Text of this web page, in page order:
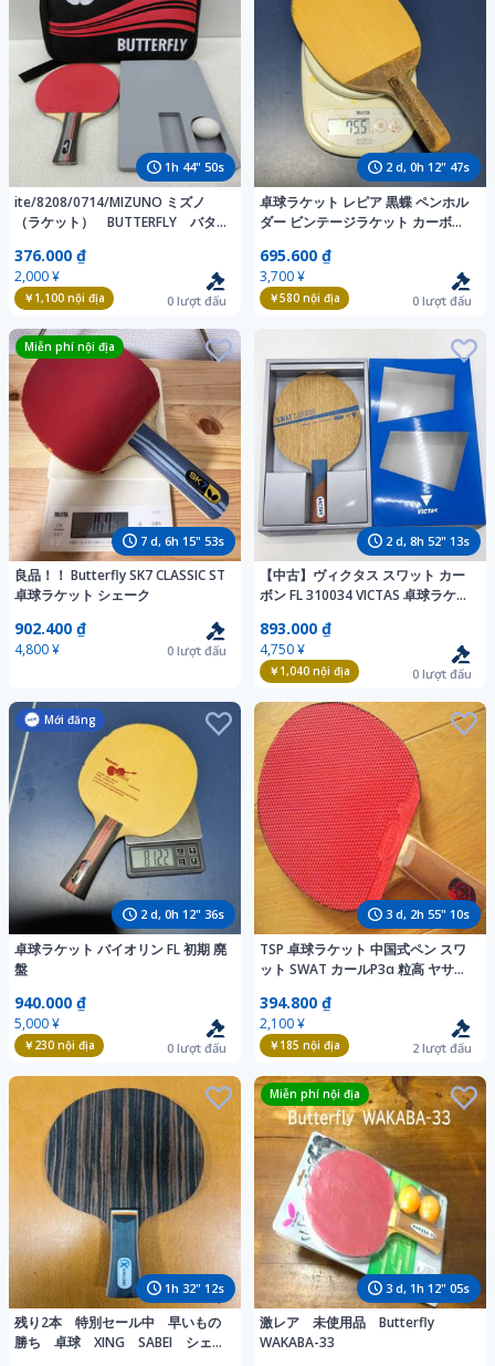
1h 44" 48s
ite/8208/0714/MIZUNO ミズノ
（ラケット） BUTTERFLY バタ
ース） Nittaku ニッタク
（球） 卓球用品
376.000 ₫
2,000 ¥
￥1,100nội địa 0 lượt đấu
2 d, 0h 12" 45s
卓球ラケット レピア 黒蝶 ペンホル
ダー ビンテージラケット カーボン
695.600 ₫
3,700 ¥
￥580nội địa 0 lượt đấu
7 d, 6h 15" 51s
Miễn phí nội địa
良品！！ Butterfly SK7 CLASSIC ST
卓球ラケット シェーク
902.400 ₫
4,800 ¥ 0 lượt đấu
2 d, 8h 52" 11s
【中古】ヴィクタス スワット カー
ボン FL 310034 VICTAS 卓球ラケッ
893.000 ₫
4,750 ¥
￥1,040nội địa 0 lượt đấu
2 d, 0h 12" 34s
Mới đăng
卓球ラケット バイオリン FL 初期 廃
盤
940.000 ₫
5,000 ¥
￥230nội địa 0 lượt đấu
3 d, 2h 55" 08s
TSP 卓球ラケット 中国式ペン スワ
ット SWAT カールP3α 粒高 ヤサカ
394.800 ₫
2,100 ¥
￥185 nội địa 2 lượt đấu
1h 32" 10s
残り2本 特別セール中 早いもの
勝ち 卓球 XING SABEI シェー
3 d, 1h 12" 03s
Miễn phí nội địa
激レア 未使用品 Butterfly
WAKABA-33